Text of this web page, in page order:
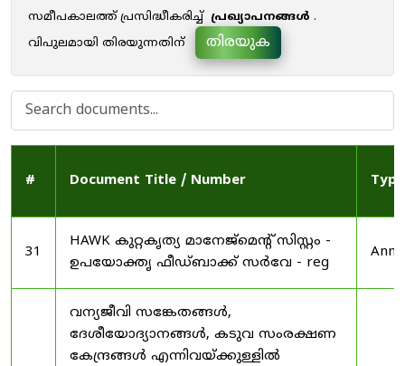
സമീപകാലത്ത് പ്രസിദ്ധീകരിച്ച് പ്രഖ്യാപനങ്ങൾ .
വിപുലമായി തിരയുന്നതിന്
തിരയുക
# Document Title / Number Type
31
HAWK കുറ്റകൃത്യ മാനേജ്മെന്റ് സിസ്റ്റം -
ഉപയോക്തൃ ഫീഡ്‌ബാക്ക് സർവേ - reg
വന്യജീവി സങ്കേതങ്ങൾ,
ദേശീയോദ്യാനങ്ങൾ, കടുവ സംരക്ഷണ
കേന്ദ്രങ്ങൾ എന്നിവയ്ക്കുള്ളിൽ